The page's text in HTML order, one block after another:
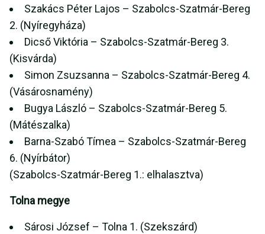
Szakács Péter Lajos – Szabolcs-Szatmár-Bereg
2. (Nyíregyháza)
Dicső Viktória – Szabolcs-Szatmár-Bereg 3.
(Kisvárda)
Simon Zsuzsanna – Szabolcs-Szatmár-Bereg 4.
(Vásárosnamény)
Bugya László – Szabolcs-Szatmár-Bereg 5.
(Mátészalka)
Barna-Szabó Tímea – Szabolcs-Szatmár-Bereg
6. (Nyírbátor)
(Szabolcs-Szatmár-Bereg 1.: elhalasztva)
Tolna megye
Sárosi József – Tolna 1. (Szekszárd)